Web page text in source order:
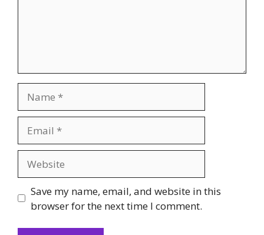
Save my name, email, and website in this
browser for the next time I comment.